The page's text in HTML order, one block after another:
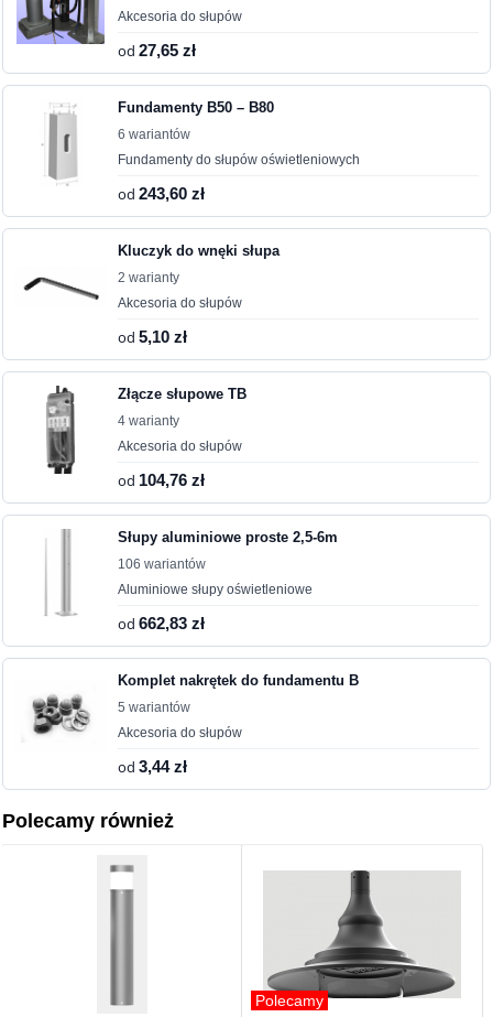
Akcesoria do słupów
od27,65 zł
Fundamenty B50 – B80
6 wariantów
Fundamenty do słupów oświetleniowych
od243,60 zł
Kluczyk do wnęki słupa
2 warianty
Akcesoria do słupów
od5,10 zł
Złącze słupowe TB
4 warianty
Akcesoria do słupów
od 104,76 zł
Słupy aluminiowe proste 2,5-6m
106 wariantów
Aluminiowe słupy oświetleniowe
od662,83 zł
Komplet nakrętek do fundamentu B
5 wariantów
Akcesoria do słupów
od3,44 zł
Polecamy również
Polecamy